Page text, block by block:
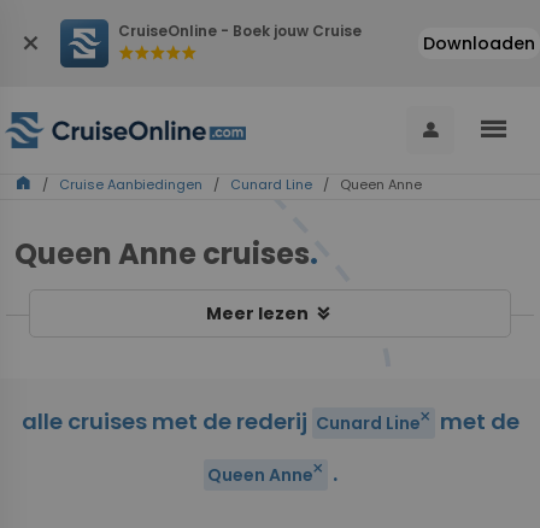
close CruiseOnline - Boek jouw Cruise
starstarstarstarstar Downloaden
person menu
home / Cruise Aanbiedingen / Cunard Line / Queen Anne
Queen Anne cruises.
Meer lezen keyboard_double_arrow_down
alle cruises met de rederij Cunard Lineclose met de
Queen Anneclose .